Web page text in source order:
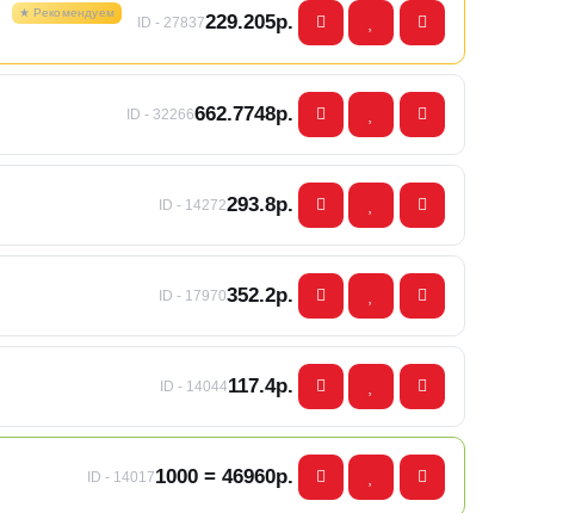
★ Рекомендуем
ID - 27837229.205р.
ID - 32266662.7748р.
ID - 14272293.8р.
ID - 17970352.2р.
ID - 14044117.4р.
ID - 140171000 = 46960р.